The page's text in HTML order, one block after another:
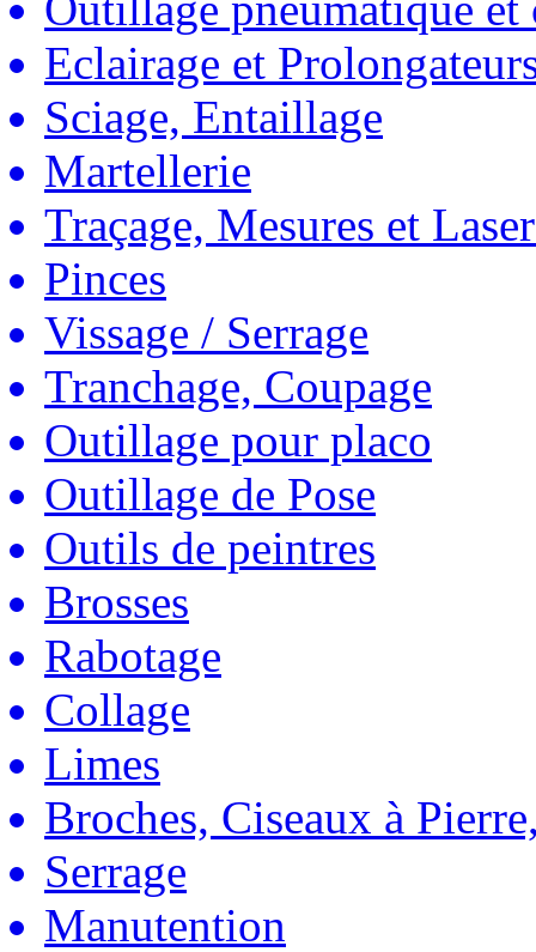
Eclairage et
Sciage, Entaillage
Martellerie
Traçage, Mesures et
Pinces
Vissage / Serrage
Tranchage, Coupage
Outillage pour placo
Outillage de Pose
Outils de peintres
Brosses
Rabotage
Collage
Limes
Broches, Ciseaux à
Serrage
Manutention